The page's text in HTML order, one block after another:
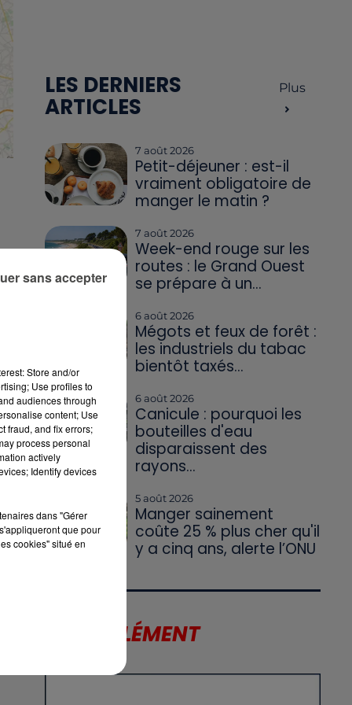
LES DERNIERS
ARTICLES
Plus
7 août 2026
Petit-déjeuner : est-il
vraiment obligatoire de
manger le matin ?
7 août 2026
Week-end rouge sur les
routes : le Grand Ouest
se prépare à un...
6 août 2026
Mégots et feux de forêt :
les industriels du tabac
bientôt taxés...
6 août 2026
Canicule : pourquoi les
bouteilles d'eau
disparaissent des
rayons...
5 août 2026
Manger sainement
coûte 25 % plus cher qu'il
y a cinq ans, alerte l’ONU
LE SUPPLÉMENT
Store and/or
Use profiles to
audiences through
content; Use
fraud, and fix errors;
process personal
actively
Identify devices
dans "Gérer
que pour
cookies" situé en
sans accepter